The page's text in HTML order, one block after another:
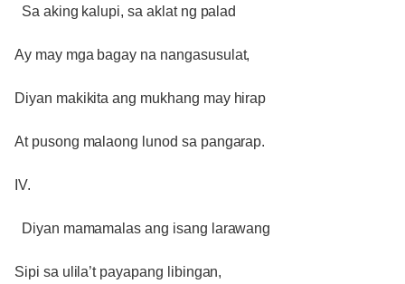
Sa aking kalupi, sa aklat ng palad
Ay may mga bagay na nangasusulat,
Diyan makikita ang mukhang may hirap
At pusong malaong lunod sa pangarap.
IV.
Diyan mamamalas ang isang larawang
Sipi sa ulila’t payapang libingan,